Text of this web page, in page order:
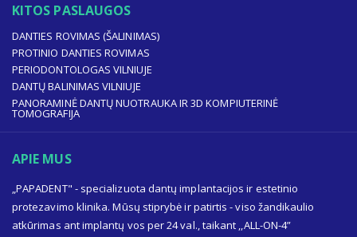
KITOS PASLAUGOS
DANTIES ROVIMAS (ŠALINIMAS)
PROTINIO DANTIES ROVIMAS
PERIODONTOLOGAS VILNIUJE
DANTŲ BALINIMAS VILNIUJE
PANORAMINĖ DANTŲ NUOTRAUKA IR 3D KOMPIUTERINĖ
TOMOGRAFIJA
APIE MUS
„PAPADENT" - specializuota dantų implantacijos ir estetinio
protezavimo klinika. Mūsų stiprybė ir patirtis - viso žandikaulio
atkūrimas ant implantų vos per 24 val., taikant ,,ALL-ON-4”